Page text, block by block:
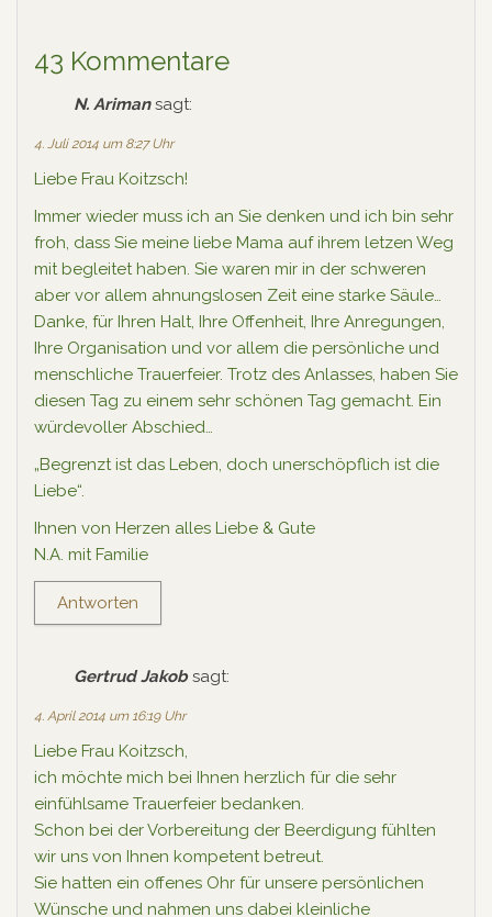
43 Kommentare
N. Ariman sagt:
4. Juli 2014 um 8:27 Uhr
Liebe Frau Koitzsch!
Immer wieder muss ich an Sie denken und ich bin sehr
froh, dass Sie meine liebe Mama auf ihrem letzen Weg
mit begleitet haben. Sie waren mir in der schweren
aber vor allem ahnungslosen Zeit eine starke Säule…
Danke, für Ihren Halt, Ihre Offenheit, Ihre Anregungen,
Ihre Organisation und vor allem die persönliche und
menschliche Trauerfeier. Trotz des Anlasses, haben Sie
diesen Tag zu einem sehr schönen Tag gemacht. Ein
würdevoller Abschied…
„Begrenzt ist das Leben, doch unerschöpflich ist die
Liebe“.
Ihnen von Herzen alles Liebe & Gute
N.A. mit Familie
Antworten
Gertrud Jakob sagt:
4. April 2014 um 16:19 Uhr
Liebe Frau Koitzsch,
ich möchte mich bei Ihnen herzlich für die sehr
einfühlsame Trauerfeier bedanken.
Schon bei der Vorbereitung der Beerdigung fühlten
wir uns von Ihnen kompetent betreut.
Sie hatten ein offenes Ohr für unsere persönlichen
Wünsche und nahmen uns dabei kleinliche